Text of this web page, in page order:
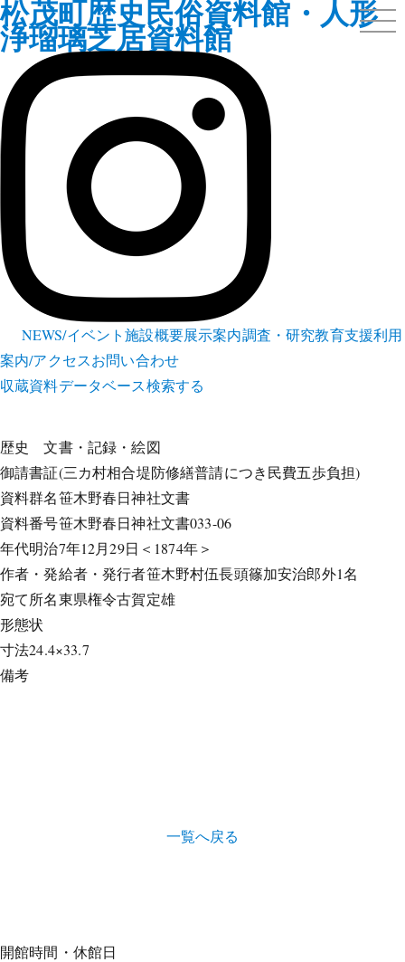
松茂町歴史民俗資料館・人形
浄瑠璃芝居資料館
NEWS/イベント施設概要展示案内調査・研究教育支援利用
案内/アクセスお問い合わせ
収蔵資料データベース検索する
歴史
文書・記録・絵図
御請書証(三カ村相合堤防修繕普請につき民費五歩負担)
資料群名笹木野春日神社文書
資料番号笹木野春日神社文書033-06
年代明治7年12月29日＜1874年＞
作者・発給者・発行者笹木野村伍長頭篠加安治郎外1名
宛て所名東県権令古賀定雄
形態状
寸法24.4×33.7
備考
一覧へ戻る
開館時間・休館日